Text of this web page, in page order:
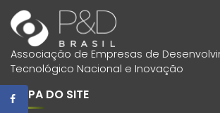
Associação de Empresas de
Tecnológico Nacional e Inovação
MAPA DO SITE